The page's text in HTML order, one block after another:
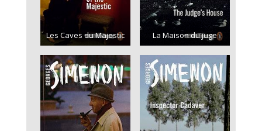
Les Caves du Majestic La Maison du juge